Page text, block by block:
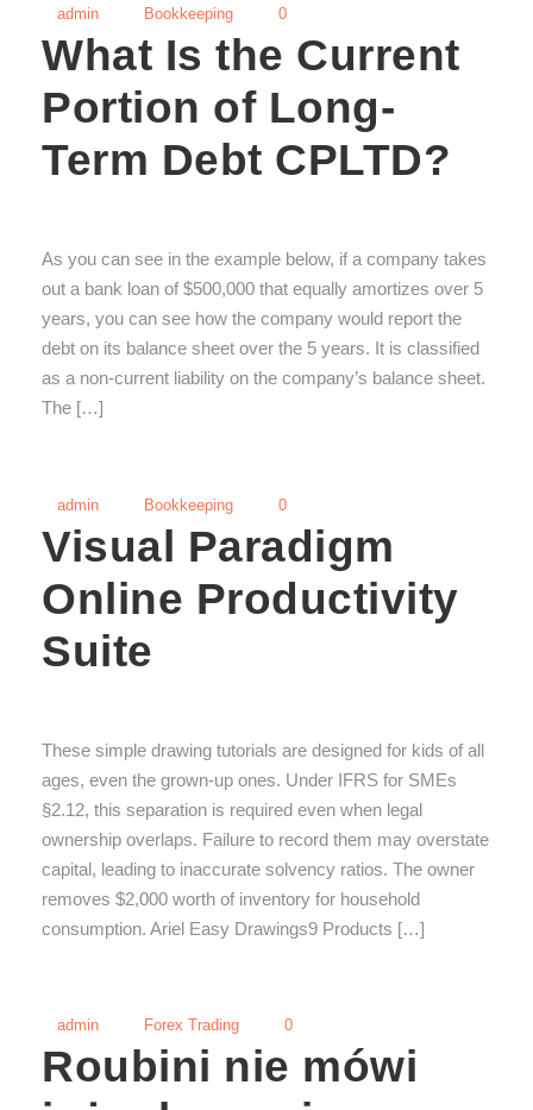
admin Bookkeeping 0
What Is the Current
Portion of Long-
Term Debt CPLTD?
As you can see in the example below, if a company takes
out a bank loan of $500,000 that equally amortizes over 5
years, you can see how the company would report the
debt on its balance sheet over the 5 years. It is classified
as a non-current liability on the company’s balance sheet.
The […]
admin Bookkeeping 0
Visual Paradigm
Online Productivity
Suite
These simple drawing tutorials are designed for kids of all
ages, even the grown-up ones. Under IFRS for SMEs
§2.12, this separation is required even when legal
ownership overlaps. Failure to record them may overstate
capital, leading to inaccurate solvency ratios. The owner
removes $2,000 worth of inventory for household
consumption. Ariel Easy Drawings9 Products […]
admin Forex Trading 0
Roubini nie mówi